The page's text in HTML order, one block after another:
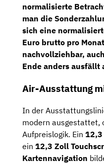
normalisierte
man die
sich eine
Euro brutto pro Monat
nachvollziehbar,
Ende anders ausfällt
Air-Ausstattung
In der
modern ausgestattet,
Aufpreislogik. Ein 12,3
ein 12,3 Zoll
Kartennavigation